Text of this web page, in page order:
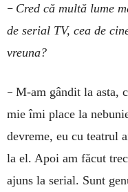
– Cred că multă lume
de serial TV, cea de
vreuna?
– M-am gândit la asta,
mie îmi place la
devreme, eu cu teatrul
la el. Apoi am făcut
ajuns la serial. Sunt